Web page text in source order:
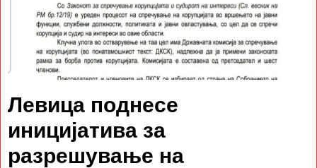
Левица поднесе
иницијатива за
разрешување на